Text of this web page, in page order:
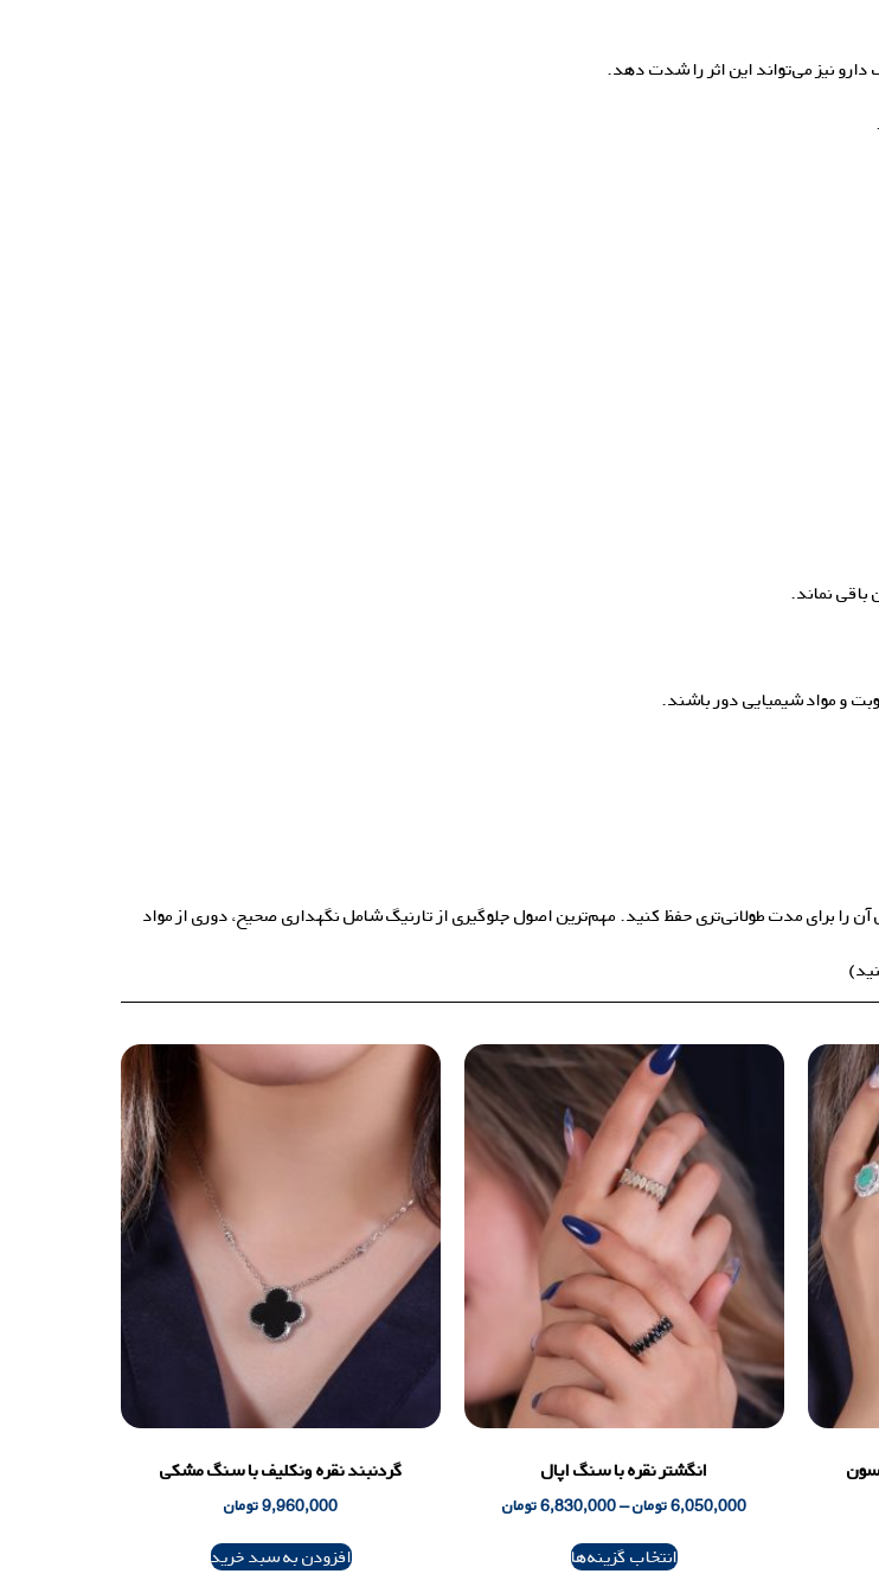
نیز می‌تواند این اثر را شدت دهد.
نماند.
و مواد شیمیایی دور باشند.
برای مدت طولانی‌تری حفظ کنید. مهم‌ترین اصول جلوگیری از تارنیگ شامل نگهداری صحیح، دوری از مواد
انگشتر نقره با سنگ اپال
6,050,000تومان–
6,830,000تومان
انتخاب گزینه‌ها
گردنبند نقره ونکلیف با سنگ مشکی
9,960,000تومان
افزودن به سبد خرید